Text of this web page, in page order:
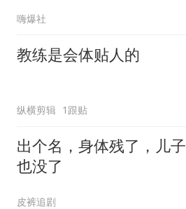
嗨爆社
教练是会体贴人的
纵横剪辑 1跟贴
出个名，身体残了，儿子
也没了
皮裤追剧